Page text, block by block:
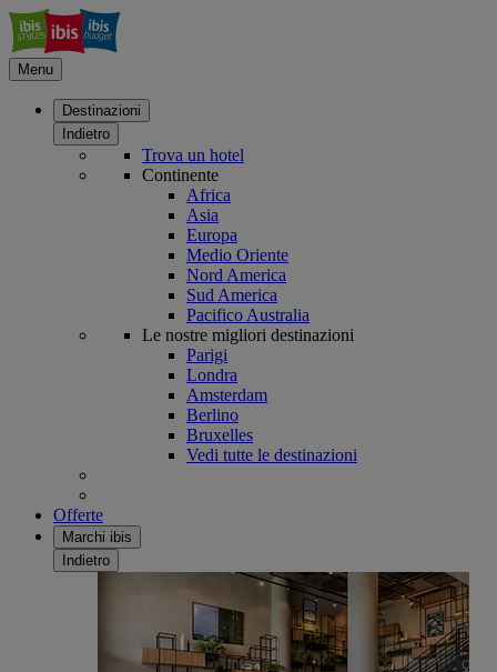
Menu
Destinazioni
Indietro
Trova un hotel
Continente
Africa
Asia
Europa
Medio Oriente
Nord America
Sud America
Pacifico Australia
Le nostre migliori destinazioni
Parigi
Londra
Amsterdam
Berlino
Bruxelles
Vedi tutte le destinazioni
Offerte
Marchi ibis
Indietro